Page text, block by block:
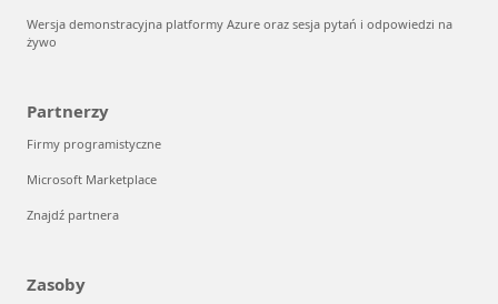
Wersja demonstracyjna platformy Azure oraz sesja pytań i odpowiedzi na
żywo
Partnerzy
Firmy programistyczne
Microsoft Marketplace
Znajdź partnera
Zasoby